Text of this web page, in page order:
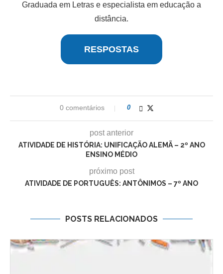
Graduada em Letras e especialista em educação a
distância.
RESPOSTAS
0 comentários 0
post anterior
ATIVIDADE DE HISTÓRIA: UNIFICAÇÃO ALEMÃ – 2º ANO
ENSINO MÉDIO
próximo post
ATIVIDADE DE PORTUGUÊS: ANTÔNIMOS – 7º ANO
POSTS RELACIONADOS